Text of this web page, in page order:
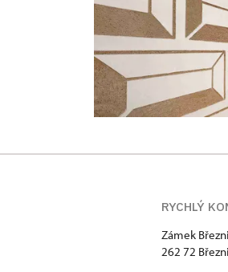
RYCHLÝ
Zámek
262 72